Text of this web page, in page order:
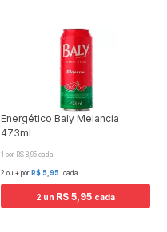
Energético Baly Melancia
473ml
1 por R$ 8,95 cada
2 ou + por R$ 5,95 cada
2 un R$ 5,95 cada